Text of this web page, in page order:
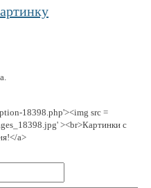
18398.php'><img src =
><br>Картинки с
a>